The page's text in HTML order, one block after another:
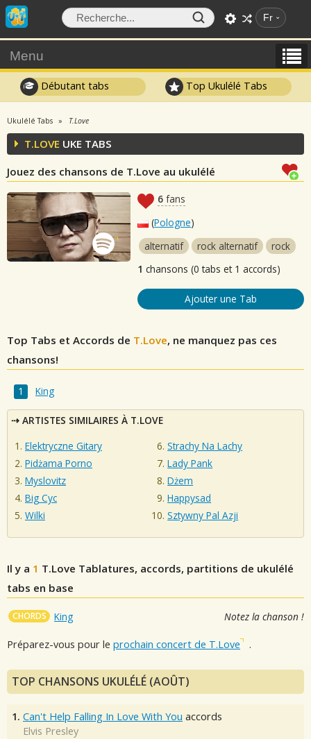
Fr
Menu
Débutant tabs Top Ukulélé Tabs
Ukulélé Tabs T.Love
T.LOVE UKE TABS
Jouez des chansons de T.Love au ukulélé
6 fans
(Pologne)
alternatif
rock alternatif
rock
1 chansons (0 tabs et 1 accords)
Ajouter une Tab
Top Tabs et Accords de T.Love, ne manquez pas ces
chansons!
King
ARTISTES SIMILAIRES À T.LOVE
Elektryczne Gitary
Pidżama Porno
Myslovitz
Big Cyc
Wilki
Strachy Na Lachy
Lady Pank
Dżem
Happysad
Sztywny Pal Azji
Il y a 1 T.Love Tablatures, accords, partitions de ukulélé
tabs en base
CHORDS King Notez la chanson !
Préparez-vous pour le prochain concert de T.Love .
TOP CHANSONS UKULÉLÉ (AOÛT)
1. Can't Help Falling In Love With You accords
Elvis Presley